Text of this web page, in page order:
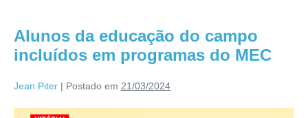
Alunos da educação do campo
incluídos em programas do MEC
Jean Piter | Postado em 21/03/2024